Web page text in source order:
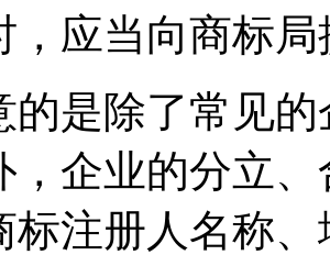
，应当向商标
的是除了常见
，企业的分立
标注册人名称